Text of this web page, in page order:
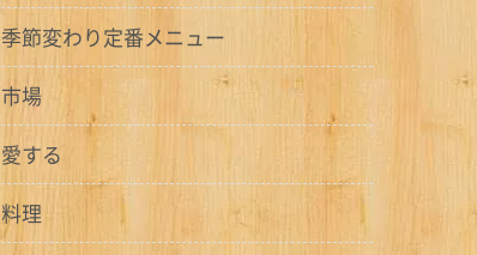
季節変わり定番メニュー
市場
愛する
料理